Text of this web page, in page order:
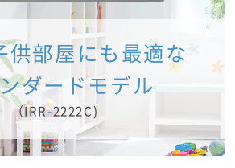
供部屋にも最適な
ダードモデル
（IRR-2222C)